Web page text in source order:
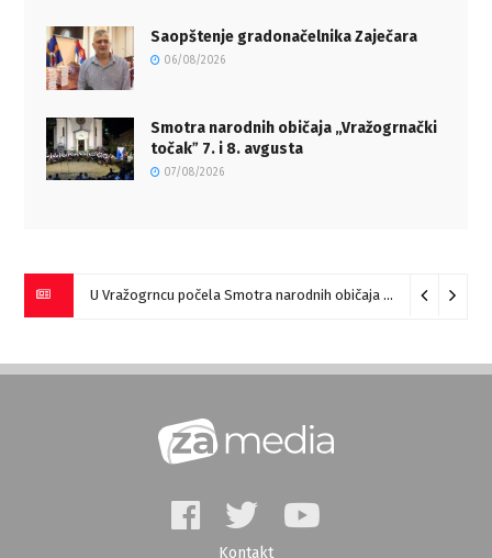
Saopštenje gradonačelnika Zaječara
06/08/2026
Smotra narodnih običaja „Vražogrnački
točakˮ 7. i 8. avgusta
07/08/2026
U Vražogrncu počela Smotra narodnih običaja „Vražogrnački točak“
Kontakt